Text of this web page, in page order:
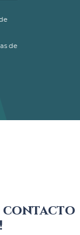
de
contacto